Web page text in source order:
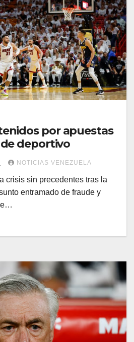
por apuestas
deportivo
NOTICIAS VENEZUELA
crisis sin precedentes tras la
entramado de fraude y